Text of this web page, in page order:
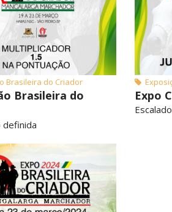
Brasileira do Criador
Brasileira do
definida
Expo